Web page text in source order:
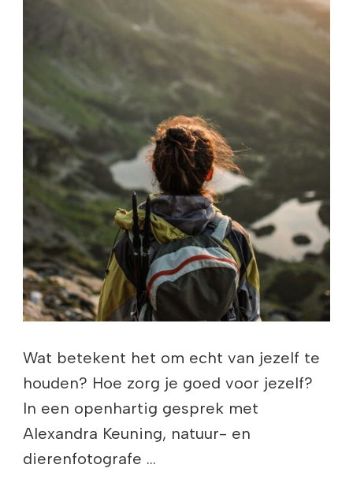
Wat betekent het om echt van jezelf te
houden? Hoe zorg je goed voor jezelf?
In een openhartig gesprek met
Alexandra Keuning, natuur- en
dierenfotografe …